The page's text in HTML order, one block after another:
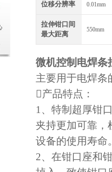
位移分辨率 0.01mm
拉伸钳口间
最大距离
550mm
微机控制 电焊条
主要用于电焊条
产品特点：
1、特制超厚钳
夹持更加可靠，
设备的使用寿命
2、在钳口座和